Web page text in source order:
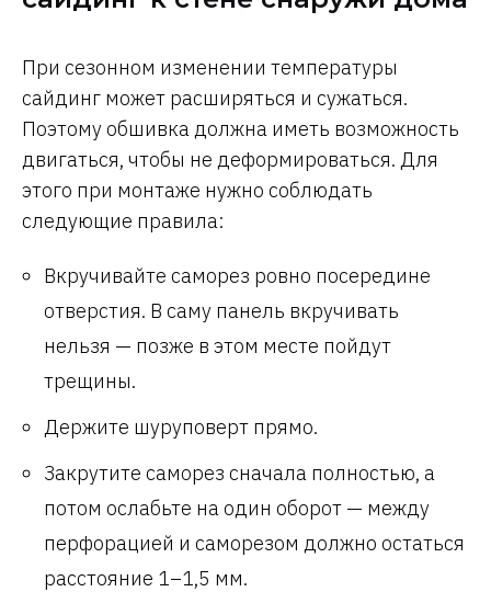
При сезонном изменении температуры
сайдинг может расширяться и сужаться.
Поэтому обшивка должна иметь возможность
двигаться, чтобы не деформироваться. Для
этого при монтаже нужно соблюдать
следующие правила:
Вкручивайте саморез ровно посередине
отверстия. В саму панель вкручивать
нельзя — позже в этом месте пойдут
трещины.
Держите шуруповерт прямо.
Закрутите саморез сначала полностью, а
потом ослабьте на один оборот — между
перфорацией и саморезом должно остаться
расстояние 1–1,5 мм.